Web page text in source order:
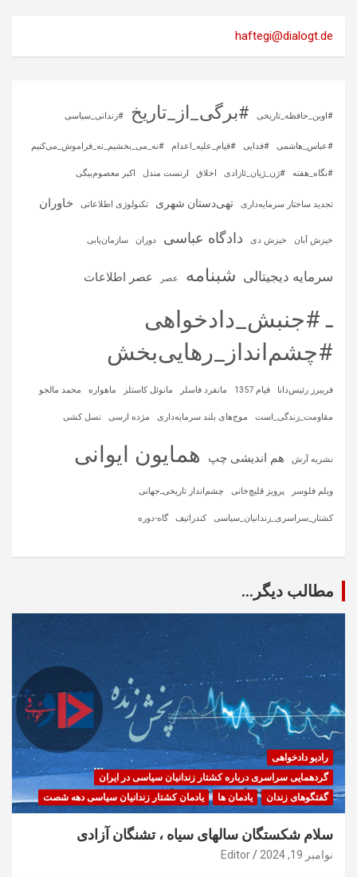
haftegi@dialogt.de
#اوین_حافظه_تاریخی #برگی_از_تاریخ #زندانی_سیاسی
#عباس_هاشمی #فدایی #قیام_علیه_اعدام #نه_می_بخشیم_نه_فراموش_می‌کنیم
#نگاه_هفته #ژن_ژیان_ئازادی اخلاق ارنست مندل اکبر معصوم‌بیگی
تجدید ساختار سرمایه‌داری تهی‌دستان شهری تکنولوژی اطلاعاتی خاوران
خیزش آبان خیزش دی دادگاه عباسی دوران سازمان‌یابی
سرمایه‌ دیجیتالی شبنامه عصر عصر اطلاعات
ـ #جنبش_دادخواهی
#چشم‌انداز_رهایی‌بخش
فریبرز رئیس‌دانا قیام 1357 مانفرد فاسلر مانوئل کاستلز ماهواره‌ محمد مالجو
مقاومت_زندگی_است موج‌های بلند سرمایه‌داری مژده ارسی نسل کشی
نشریه آرش هم اندیشی چپ همایون ایوانی
ویلم فلوسر پرویز قلیچ‌خانی چشم‌انداز تاریخی‌ـ‌جهانی
کشتار_سراسری_زندانیان_سیاسی کندراتیف گاه-دوره
مطالب دیگر...
رادیو دادخواهی
گردهمایی سراسری درباره کشتار زندانیان سیاسی در ایران
گفتگوهای زندان
یادمان ها یادمان کشتار زندانیان سیاسی دهه شصت
سلام شکستگان سالهای سیاه ، تشنگان آزادی
نوامبر 19, 2024 Editor